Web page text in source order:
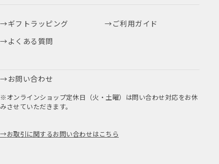
ギフトラッピング
ご利用ガイド
よくある質問
お問い合わせ
※オンラインショップ定休日（火・土曜）は問い合わせ対応をお休
みさせていただきます。
お取引に関するお問い合わせはこちら